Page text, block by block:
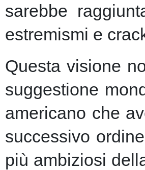
sarebbe
estremismi e
Questa visione
suggestione
americano che
successivo
più ambiziosi